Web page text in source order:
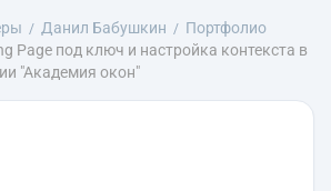
Данил Бабушкин
Портфолио
Page под ключ и настройка контекста в
"Академия окон"